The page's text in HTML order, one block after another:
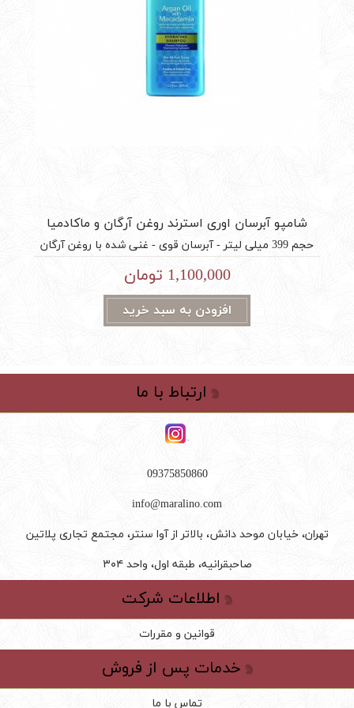
افزودن به سبد خرید
شامپو آبرسان اوری استرند روغن آرگان و ماکادمیا
Every Strand Hydrating
حجم 399 میلی لیتر - آبرسان قوی - غنی شده با روغن آرگان
مراکشی و روغن ماکادمیا - افزایش نرمی و درخشندگی موها -
حفظ سلامتی موها - بدون سولفات و پارابن - مناسب برای
1,100,000 تومان
ارتباط با ما
09375850860
info@maralino.com
تهران، خیابان موحد دانش، بالاتر از آوا سنتر، مجتمع تجاری پلاتین
صاحبقرانیه، طبقه اول، واحد ۳۰۴
اطلاعات شرکت
قوانین و مقررات
خدمات پس از فروش
تماس با ما